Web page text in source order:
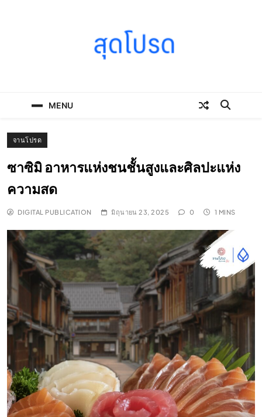
MENU
จานโปรด
ซาซิมิ อาหารแห่งชนชั้นสูงและศิลปะแห่ง
ความสด
DIGITAL PUBLICATION มิถุนายน 23, 2025 0 1 MINS